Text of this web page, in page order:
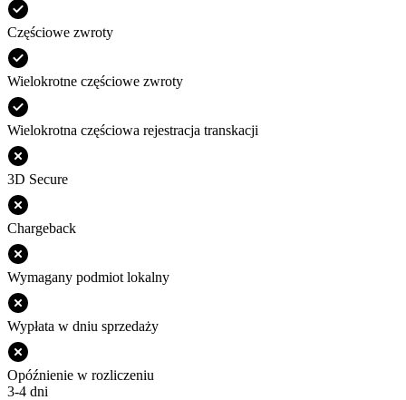
Częściowe zwroty
Wielokrotne częściowe zwroty
Wielokrotna częściowa rejestracja transkacji
3D Secure
Chargeback
Wymagany podmiot lokalny
Wypłata w dniu sprzedaży
Opóźnienie w rozliczeniu
3-4 dni